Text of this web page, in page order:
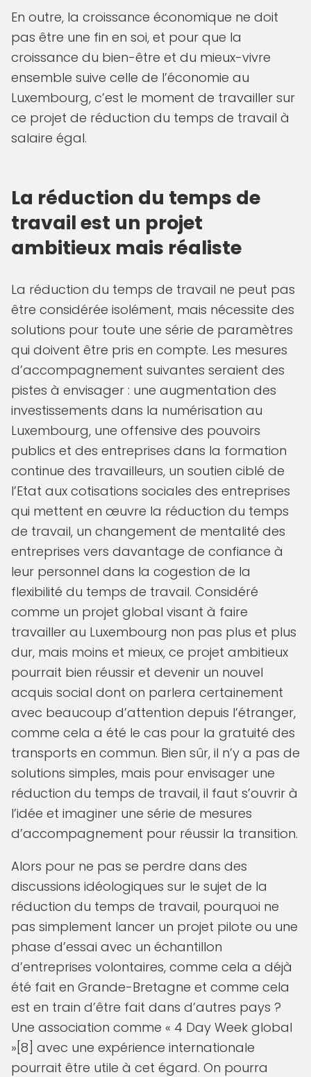
En outre, la croissance économique ne doit
pas être une fin en soi, et pour que la
croissance du bien-être et du mieux-vivre
ensemble suive celle de l’économie au
Luxembourg, c’est le moment de travailler sur
ce projet de réduction du temps de travail à
salaire égal.
La réduction du temps de
travail est un projet
ambitieux mais réaliste
La réduction du temps de travail ne peut pas
être considérée isolément, mais nécessite des
solutions pour toute une série de paramètres
qui doivent être pris en compte. Les mesures
d’accompagnement suivantes seraient des
pistes à envisager : une augmentation des
investissements dans la numérisation au
Luxembourg, une offensive des pouvoirs
publics et des entreprises dans la formation
continue des travailleurs, un soutien ciblé de
l’Etat aux cotisations sociales des entreprises
qui mettent en œuvre la réduction du temps
de travail, un changement de mentalité des
entreprises vers davantage de confiance à
leur personnel dans la cogestion de la
flexibilité du temps de travail. Considéré
comme un projet global visant à faire
travailler au Luxembourg non pas plus et plus
dur, mais moins et mieux, ce projet ambitieux
pourrait bien réussir et devenir un nouvel
acquis social dont on parlera certainement
avec beaucoup d’attention depuis l’étranger,
comme cela a été le cas pour la gratuité des
transports en commun. Bien sûr, il n’y a pas de
solutions simples, mais pour envisager une
réduction du temps de travail, il faut s’ouvrir à
l’idée et imaginer une série de mesures
d’accompagnement pour réussir la transition.
Alors pour ne pas se perdre dans des
discussions idéologiques sur le sujet de la
réduction du temps de travail, pourquoi ne
pas simplement lancer un projet pilote ou une
phase d’essai avec un échantillon
d’entreprises volontaires, comme cela a déjà
été fait en Grande-Bretagne et comme cela
est en train d’être fait dans d’autres pays ?
Une association comme « 4 Day Week global
»[8] avec une expérience internationale
pourrait être utile à cet égard. On pourra